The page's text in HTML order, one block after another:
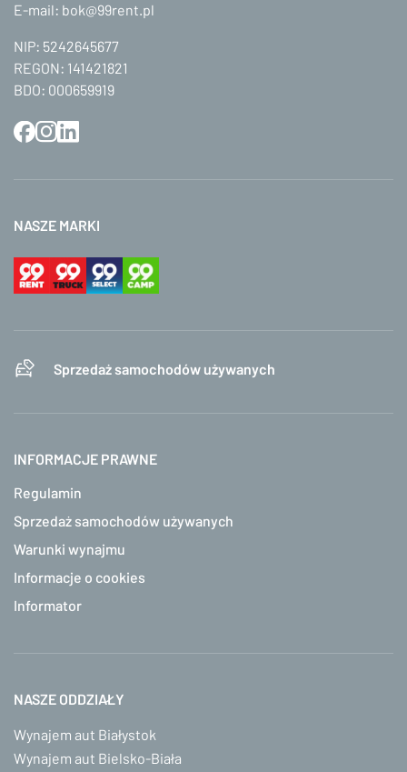
E-mail: bok@99rent.pl
NIP: 5242645677
REGON: 141421821
BDO: 000659919
NASZE MARKI
Sprzedaż samochodów używanych
INFORMACJE PRAWNE
Regulamin
Sprzedaż samochodów używanych
Warunki wynajmu
Informacje o cookies
Informator
NASZE ODDZIAŁY
Wynajem aut Białystok
Wynajem aut Bielsko-Biała